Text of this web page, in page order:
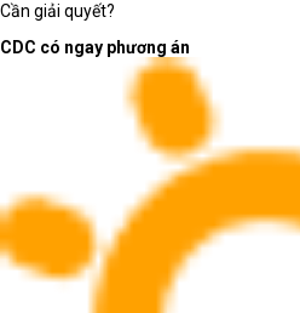
Cần giải quyết?
CDC có ngay phương án